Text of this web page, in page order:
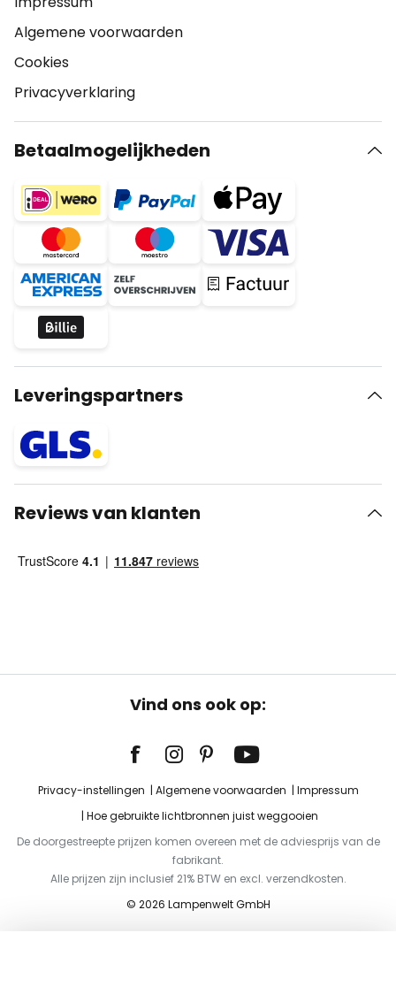
Algemene voorwaarden
Cookies
Privacyverklaring
Betaalmogelijkheden
Leveringspartners
Reviews van klanten
Vind ons ook op:
Privacy-instellingen Algemene voorwaarden
Impressum
Hoe gebruikte lichtbronnen juist weggooien
De doorgestreepte prijzen komen overeen met de adviesprijs van de
fabrikant.
Alle prijzen zijn inclusief 21% BTW en excl. verzendkosten.
© 2026 Lampenwelt GmbH